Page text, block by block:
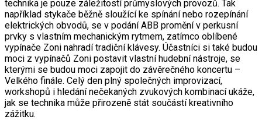
technika je pouze záležitostí průmyslových provozů. Tak
například stykače běžně sloužící ke spínání nebo rozepínání
elektrických obvodů, se v podání ABB promění v perkusní
prvky s vlastním mechanickým rytmem, zatímco oblíbené
vypínače Zoni nahradí tradiční klávesy. Účastníci si také budou
moci z vypínačů Zoni postavit vlastní hudební nástroje, se
kterými se budou moci zapojit do závěrečného koncertu –
Velkého finále. Celý den plný společných improvizací,
workshopů i hledání nečekaných zvukových kombinací ukáže,
jak se technika může přirozeně stát součástí kreativního
zážitku.